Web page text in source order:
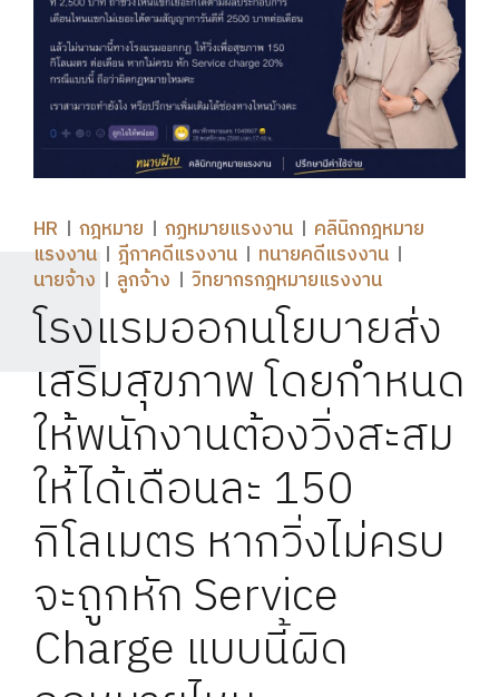
HR กฎหมาย กฏหมายแรงงาน
คลินิกกฎหมาย
แรงงาน
ฎีกาคดีแรงงาน
ทนายคดีแรงงาน
นายจ้าง
ลูกจ้าง วิทยากรกฎหมายแรงงาน
โรงแรมออกนโยบายส่ง
เสริมสุขภาพ โดยกำหนด
ให้พนักงานต้องวิ่งสะสม
ให้ได้เดือนละ 150
กิโลเมตร หากวิ่งไม่ครบ
จะถูกหัก Service
Charge แบบนี้ผิด